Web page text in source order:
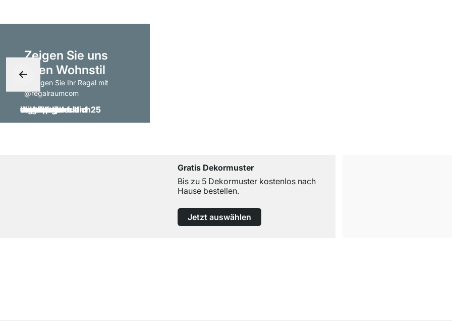
Zeigen Sie uns
Ihren Wohnstil
- taggen Sie Ihr Regal mit
@regalraumcom
Gratis Dekormuster
Bis zu 5 Dekormuster kostenlos nach
Hause bestellen.
Jetzt auswählen